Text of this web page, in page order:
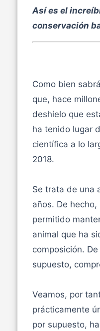
Así es el
conservación
Como bien
que, hace
deshielo que
ha tenido lugar
científica a lo
2018.
Se trata de una
años. De
permitido
animal que ha
composición.
supuesto,
Veamos, por
prácticamente
por supuesto,